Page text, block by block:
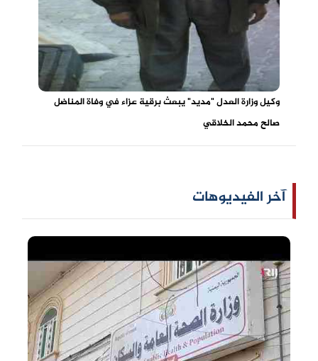
وكيل وزارة العدل "مديد" يبعث برقية عزاء في وفاة المناضل
صالح محمد الخلاقي
آخر الفيديوهات